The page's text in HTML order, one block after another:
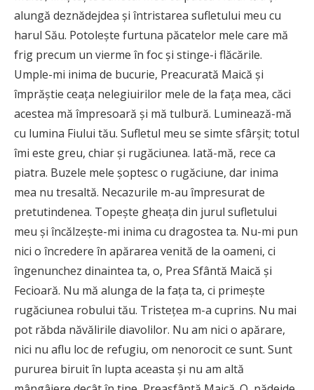
alungă deznădejdea şi întristarea sufletului meu cu
harul Său. Potoleşte furtuna păcatelor mele care mă
frig precum un vierme în foc şi stinge-i flăcările.
Umple-mi inima de bucurie, Preacurată Maică şi
împrăştie ceaţa nelegiuirilor mele de la faţa mea, căci
acestea mă împresoară şi mă tulbură. Luminează-mă
cu lumina Fiului tău. Sufletul meu se simte sfârşit; totul
îmi este greu, chiar şi rugăciunea. Iată-mă, rece ca
piatra. Buzele mele şoptesc o rugăciune, dar inima
mea nu tresaltă. Necazurile m-au împresurat de
pretutindenea. Topeşte gheaţa din jurul sufletului
meu şi încălzeşte-mi inima cu dragostea ta. Nu-mi pun
nici o încredere în apărarea venită de la oameni, ci
îngenunchez dinaintea ta, o, Prea Sfântă Maică şi
Fecioară. Nu mă alunga de la faţa ta, ci primeşte
rugăciunea robului tău. Tristeţea m-a cuprins. Nu mai
pot răbda năvălirile diavolilor. Nu am nici o apărare,
nici nu aflu loc de refugiu, om nenorocit ce sunt. Sunt
pururea biruit în lupta aceasta şi nu am altă